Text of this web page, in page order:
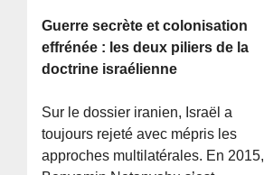
Guerre secrète et colonisation
effrénée : les deux piliers de la
doctrine israélienne
Sur le dossier iranien, Israël a
toujours rejeté avec mépris les
approches multilatérales. En 2015,